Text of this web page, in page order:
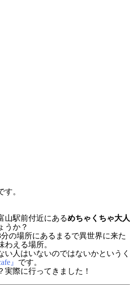
。
山駅前付近にあるめちゃくちゃ大人
うか？
の場所にあるまるで異世界に来た
える場所。
い人はいないのではないかというく
』 です。
実際に行ってきました！